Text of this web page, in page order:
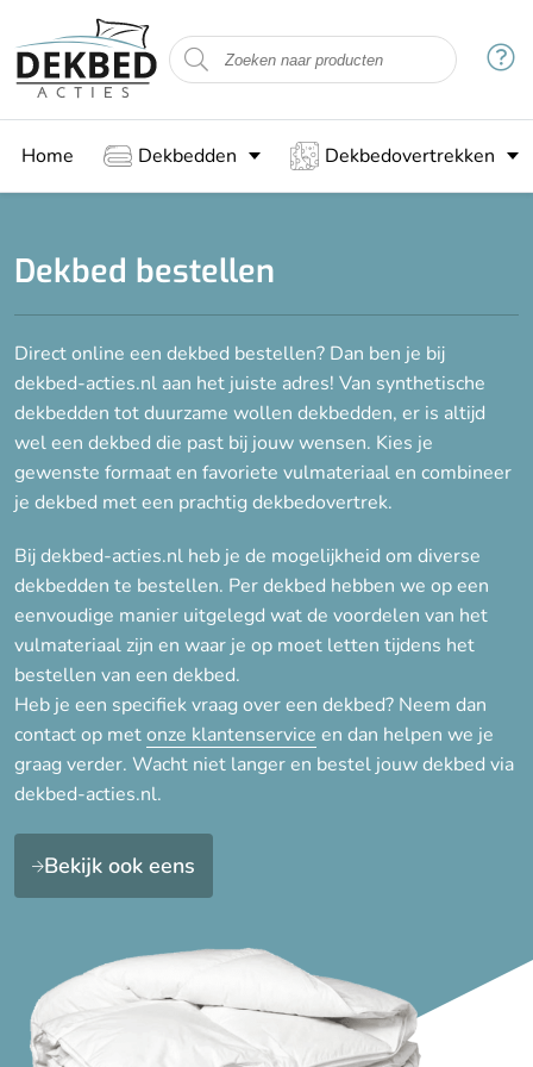
Home Dekbedden Dekbedovertrekken
Dekbed bestellen
Direct online een dekbed bestellen? Dan ben je bij
dekbed-acties.nl aan het juiste adres! Van synthetische
dekbedden tot duurzame wollen dekbedden, er is altijd
wel een dekbed die past bij jouw wensen. Kies je
gewenste formaat en favoriete vulmateriaal en combineer
je dekbed met een prachtig dekbedovertrek.
Bij dekbed-acties.nl heb je de mogelijkheid om diverse
dekbedden te bestellen. Per dekbed hebben we op een
eenvoudige manier uitgelegd wat de voordelen van het
vulmateriaal zijn en waar je op moet letten tijdens het
bestellen van een dekbed.
Heb je een specifiek vraag over een dekbed? Neem dan
contact op metonze klantenservice en dan helpen we je
graag verder. Wacht niet langer en bestel jouw dekbed via
dekbed-acties.nl.
Bekijk ook eens
Filteren
Maat
140 x 200 cm
200 x 220 cm
Vulling
Bamboe
Dons
Gesiliconiseerde holle vezels
Katoen
Synthetisch
Veren
Wol
Zijde
Seizoen
4-seizoenen
Winter
Zomer
Warmteklasse
Warmteklasse 1 (Winter
extra)